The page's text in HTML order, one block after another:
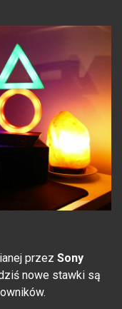
przez Sony
nowe stawki są